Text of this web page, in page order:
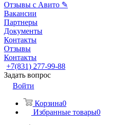
Отзывы с Авито ✎
Вакансии
Партнеры
Документы
Контакты
Отзывы
Контакты
+7(831) 277-99-88
Задать вопрос
Войти
Корзина0
Избранные товары0